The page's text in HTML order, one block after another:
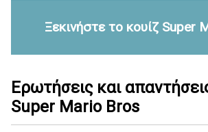
Ξεκινήστε το κουίζ Super
Ερωτήσεις και
Super Mario Bros